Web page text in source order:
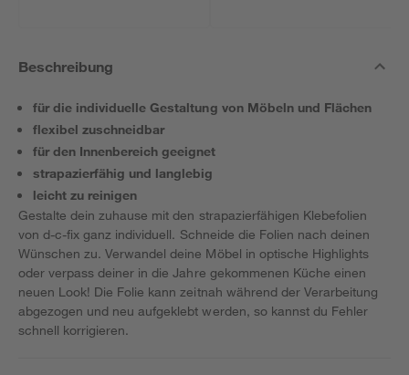
Beschreibung
für die individuelle Gestaltung von Möbeln und Flächen
flexibel zuschneidbar
für den Innenbereich geeignet
strapazierfähig und langlebig
leicht zu reinigen
Gestalte dein zuhause mit den strapazierfähigen Klebefolien
von d-c-fix ganz individuell. Schneide die Folien nach deinen
Wünschen zu. Verwandel deine Möbel in optische Highlights
oder verpass deiner in die Jahre gekommenen Küche einen
neuen Look! Die Folie kann zeitnah während der Verarbeitung
abgezogen und neu aufgeklebt werden, so kannst du Fehler
schnell korrigieren.